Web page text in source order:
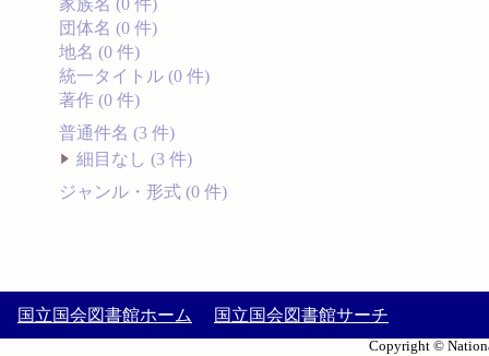
家族名 (0 件)
団体名 (0 件)
地名 (0 件)
統一タイトル (0 件)
著作 (0 件)
普通件名 (3 件)
細目なし (3 件)
ジャンル・形式 (0 件)
国立国会図書館ホーム 国立国会図書館サーチ
Copyright ©